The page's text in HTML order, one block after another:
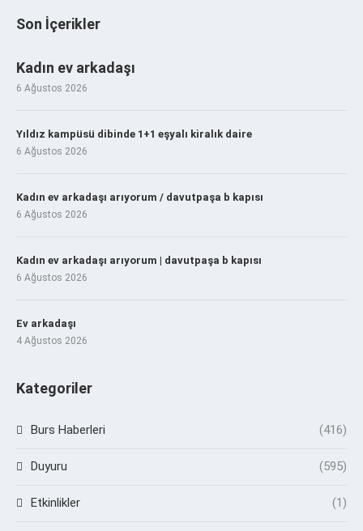
Son İçerikler
Kadın ev arkadaşı
6 Ağustos 2026
Yıldız kampüsü dibinde 1+1 eşyalı kiralık daire
6 Ağustos 2026
Kadın ev arkadaşı arıyorum / davutpaşa b kapısı
6 Ağustos 2026
Kadın ev arkadaşı arıyorum | davutpaşa b kapısı
6 Ağustos 2026
Ev arkadaşı
4 Ağustos 2026
Kategoriler
Burs Haberleri (416)
Duyuru (595)
Etkinlikler (1)